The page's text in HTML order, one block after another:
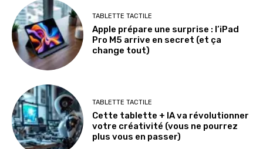
TABLETTE TACTILE
Apple prépare une surprise : l’iPad
Pro M5 arrive en secret (et ça
change tout)
TABLETTE TACTILE
Cette tablette + IA va révolutionner
votre créativité (vous ne pourrez
plus vous en passer)